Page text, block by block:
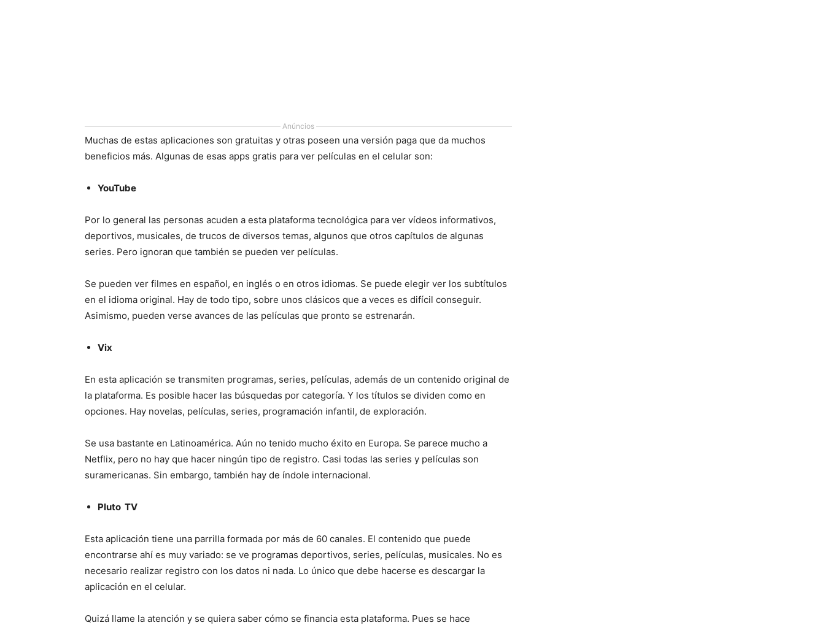
Anúncios
Muchas de estas aplicaciones son gratuitas y otras poseen una versión paga que da muchos
beneficios más. Algunas de esas apps gratis para ver películas en el celular son:
YouTube
Por lo general las personas acuden a esta plataforma tecnológica para ver vídeos informativos,
deportivos, musicales, de trucos de diversos temas, algunos que otros capítulos de algunas
series. Pero ignoran que también se pueden ver películas.
Se pueden ver filmes en español, en inglés o en otros idiomas. Se puede elegir ver los subtítulos
en el idioma original. Hay de todo tipo, sobre unos clásicos que a veces es difícil conseguir.
Asimismo, pueden verse avances de las películas que pronto se estrenarán.
Vix
En esta aplicación se transmiten programas, series, películas, además de un contenido original de
la plataforma. Es posible hacer las búsquedas por categoría. Y los títulos se dividen como en
opciones. Hay novelas, películas, series, programación infantil, de exploración.
Se usa bastante en Latinoamérica. Aún no tenido mucho éxito en Europa. Se parece mucho a
Netflix, pero no hay que hacer ningún tipo de registro. Casi todas las series y películas son
suramericanas. Sin embargo, también hay de índole internacional.
Pluto TV
Esta aplicación tiene una parrilla formada por más de 60 canales. El contenido que puede
encontrarse ahí es muy variado: se ve programas deportivos, series, películas, musicales. No es
necesario realizar registro con los datos ni nada. Lo único que debe hacerse es descargar la
aplicación en el celular.
Quizá llame la atención y se quiera saber cómo se financia esta plataforma. Pues se hace